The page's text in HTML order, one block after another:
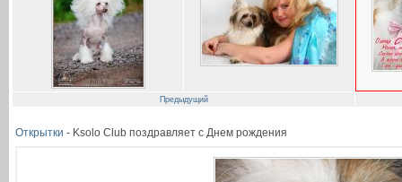
Предыдущий
Открытки - Ksolo Club поздравляет с Днем рождения